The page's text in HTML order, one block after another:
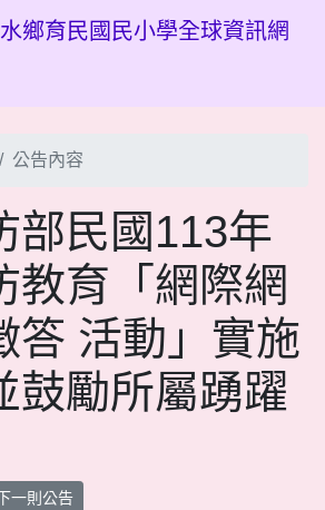
鄉育民國民小學全球資訊網
公告內容
部民國113年
教育「網際網
答 活動」實施
鼓勵所屬踴躍
一則公告